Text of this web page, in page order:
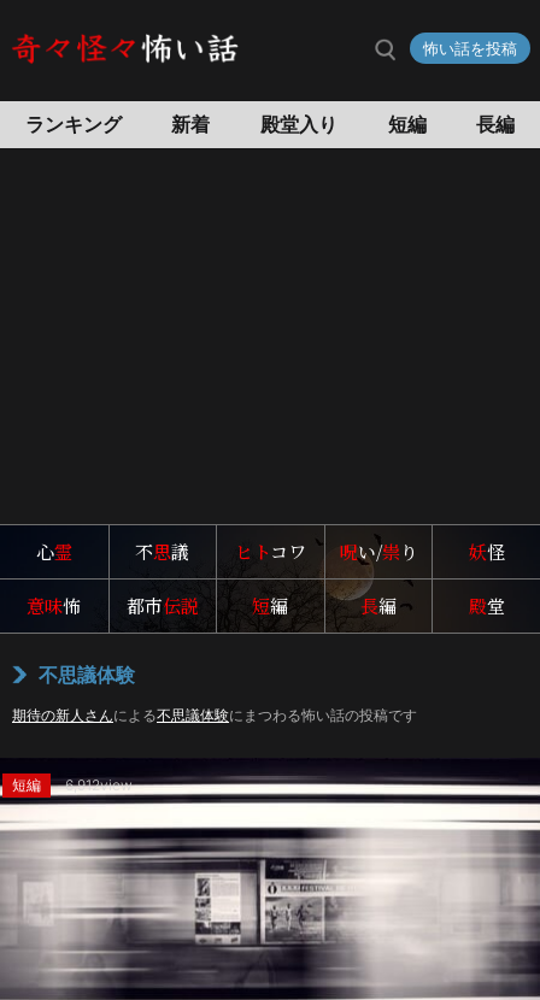
怖い話を投稿
ランキング 新着 殿堂入り 短編 長編
心霊 不思議 ヒトコワ 呪い/祟り 妖怪
意味怖 都市伝説 短編 長編 殿堂
不思議体験
期待の新人さんによる不思議体験にまつわる怖い話の投稿です
短編 6,912view